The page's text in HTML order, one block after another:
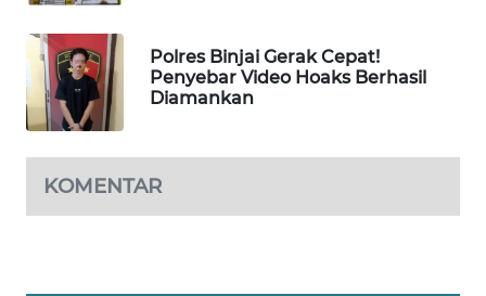
Polres Binjai Gerak Cepat!
Penyebar Video Hoaks Berhasil
Diamankan
KOMENTAR
SIDIKALANG
NEWS
SIBARAGAS